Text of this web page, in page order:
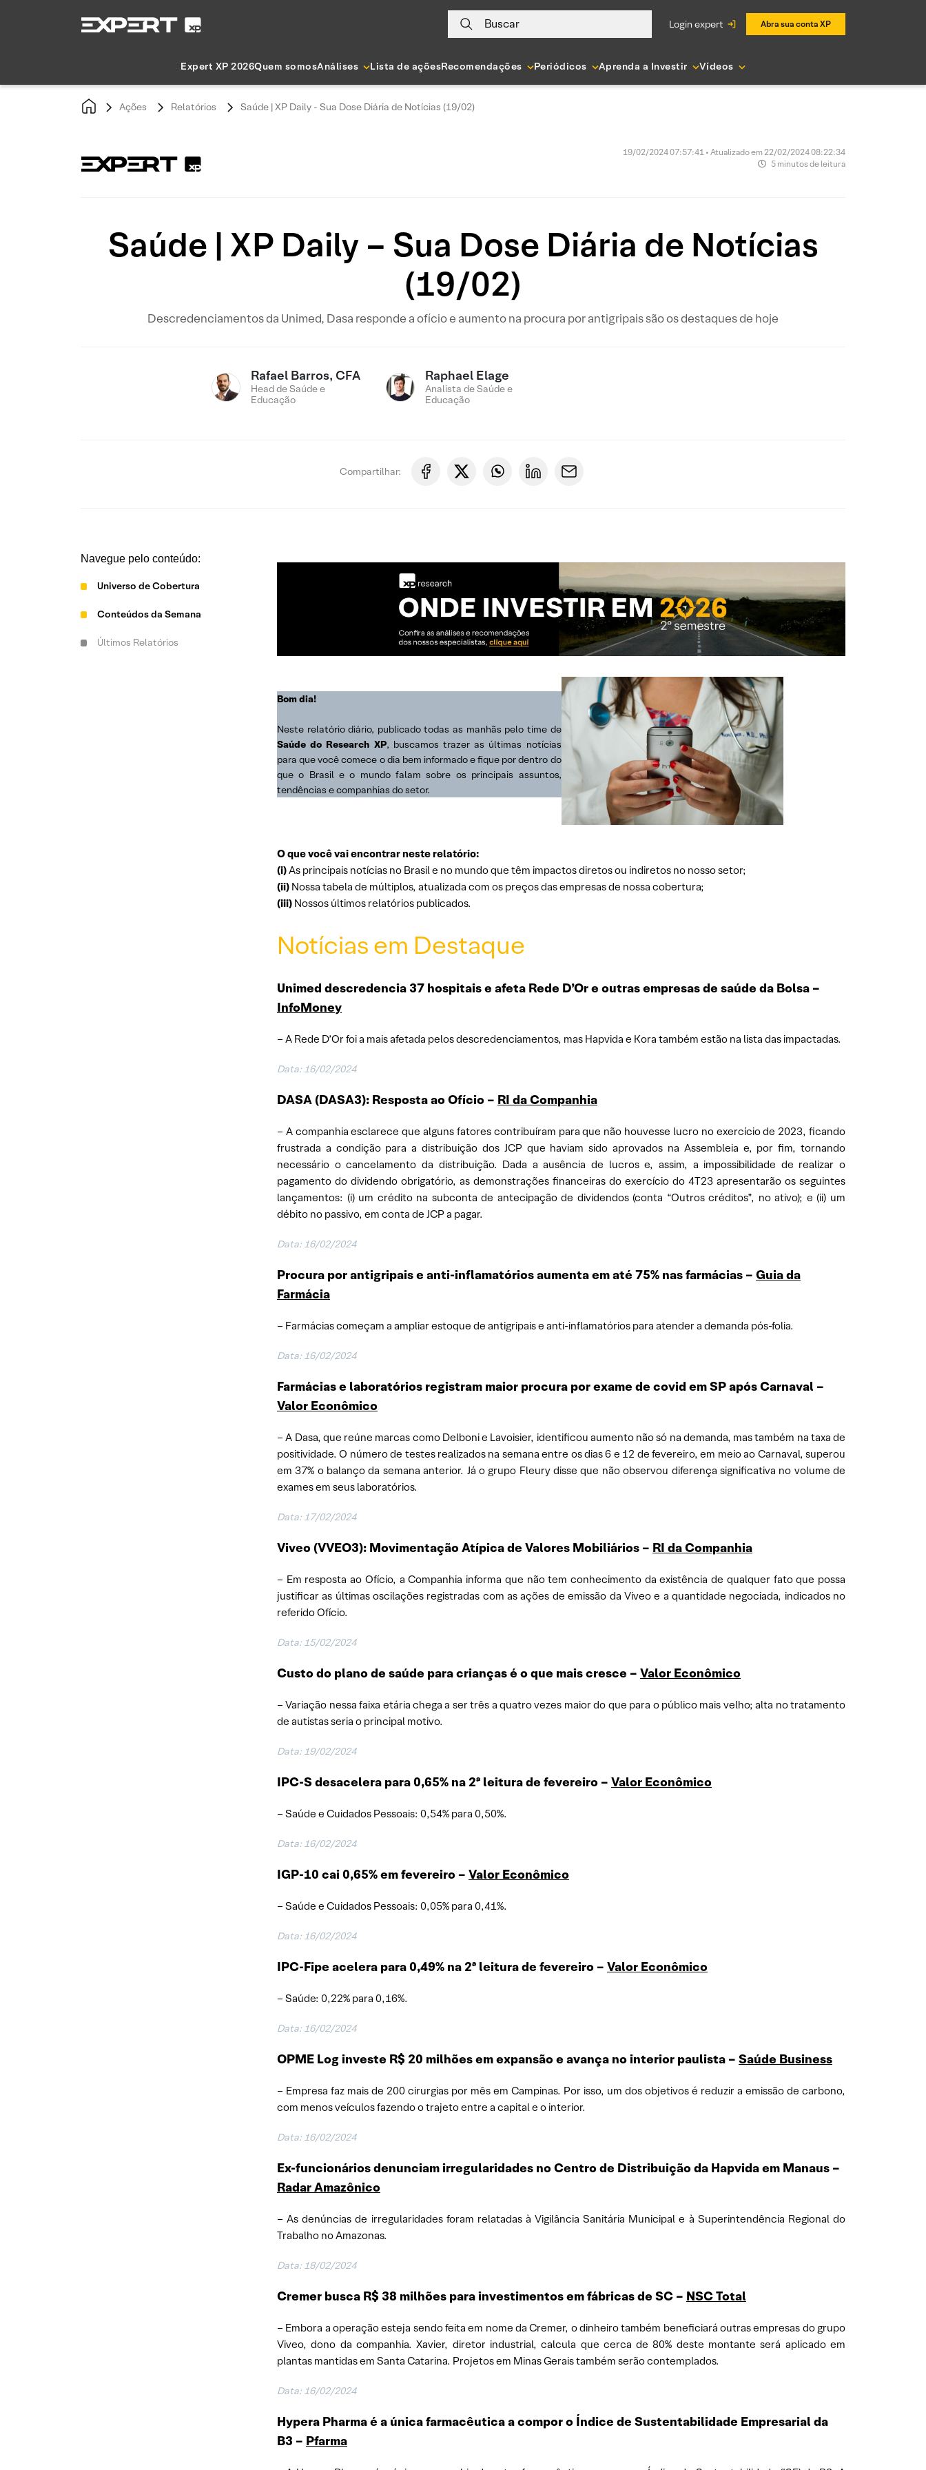
Buscar login expert Abra sua conta XP
Expert XP 2026Quem somosAnálises Lista de açõesRecomendações Periódicos Aprenda a Investir Vídeos
Ações Relatórios Saúde | XP Daily - Sua Dose Diária de Notícias (19/02)
19/02/2024 07:57:41 • Atualizado em 22/02/2024 08:22:34
5 minutos de leitura
Saúde | XP Daily – Sua Dose Diária de Notícias
(19/02)
Descredenciamentos da Unimed, Dasa responde a ofício e aumento na procura por antigripais são os destaques de hoje
Rafael Barros, CFA
Head de Saúde e
Educação
Raphael Elage
Analista de Saúde e
Educação
Compartilhar:
Navegue pelo conteúdo:
Universo de Cobertura
Conteúdos da Semana
Últimos Relatórios
Bom dia!
Neste relatório diário, publicado todas as manhãs pelo time de
Saúde do Research XP, buscamos trazer as últimas notícias
para que você comece o dia bem informado e fique por dentro do
que o Brasil e o mundo falam sobre os principais assuntos,
tendências e companhias do setor.
O que você vai encontrar neste relatório:
(i)As principais notícias no Brasil e no mundo que têm impactos diretos ou indiretos no nosso setor;
(ii) Nossa tabela de múltiplos, atualizada com os preços das empresas de nossa cobertura;
(iii) Nossos últimos relatórios publicados.
Notícias em Destaque
Unimed descredencia 37 hospitais e afeta Rede D’Or e outras empresas de saúde da Bolsa –
InfoMoney
– A Rede D’Or foi a mais afetada pelos descredenciamentos, mas Hapvida e Kora também estão na lista das impactadas.
Data: 16/02/2024
DASA (DASA3): Resposta ao Ofício – RI da Companhia
– A companhia esclarece que alguns fatores contribuíram para que não houvesse lucro no exercício de 2023, ficando
frustrada a condição para a distribuição dos JCP que haviam sido aprovados na Assembleia e, por fim, tornando
necessário o cancelamento da distribuição. Dada a ausência de lucros e, assim, a impossibilidade de realizar o
pagamento do dividendo obrigatório, as demonstrações financeiras do exercício do 4T23 apresentarão os seguintes
lançamentos: (i) um crédito na subconta de antecipação de dividendos (conta “Outros créditos”, no ativo); e (ii) um
débito no passivo, em conta de JCP a pagar.
Data: 16/02/2024
Procura por antigripais e anti-inflamatórios aumenta em até 75% nas farmácias – Guia da
Farmácia
– Farmácias começam a ampliar estoque de antigripais e anti-inflamatórios para atender a demanda pós-folia.
Data: 16/02/2024
Farmácias e laboratórios registram maior procura por exame de covid em SP após Carnaval –
Valor Econômico
– A Dasa, que reúne marcas como Delboni e Lavoisier, identificou aumento não só na demanda, mas também na taxa de
positividade. O número de testes realizados na semana entre os dias 6 e 12 de fevereiro, em meio ao Carnaval, superou
em 37% o balanço da semana anterior. Já o grupo Fleury disse que não observou diferença significativa no volume de
exames em seus laboratórios.
Data: 17/02/2024
Viveo (VVEO3): Movimentação Atípica de Valores Mobiliários – RI da Companhia
– Em resposta ao Ofício, a Companhia informa que não tem conhecimento da existência de qualquer fato que possa
justificar as últimas oscilações registradas com as ações de emissão da Viveo e a quantidade negociada, indicados no
referido Ofício.
Data: 15/02/2024
Custo do plano de saúde para crianças é o que mais cresce – Valor Econômico
– Variação nessa faixa etária chega a ser três a quatro vezes maior do que para o público mais velho; alta no tratamento
de autistas seria o principal motivo.
Data: 19/02/2024
IPC-S desacelera para 0,65% na 2ª leitura de fevereiro – Valor Econômico
– Saúde e Cuidados Pessoais: 0,54% para 0,50%.
Data: 16/02/2024
IGP-10 cai 0,65% em fevereiro – Valor Econômico
– Saúde e Cuidados Pessoais: 0,05% para 0,41%.
Data: 16/02/2024
IPC-Fipe acelera para 0,49% na 2ª leitura de fevereiro – Valor Econômico
– Saúde: 0,22% para 0,16%.
Data: 16/02/2024
OPME Log investe R$ 20 milhões em expansão e avança no interior paulista – Saúde Business
– Empresa faz mais de 200 cirurgias por mês em Campinas. Por isso, um dos objetivos é reduzir a emissão de carbono,
com menos veículos fazendo o trajeto entre a capital e o interior.
Data: 16/02/2024
Ex-funcionários denunciam irregularidades no Centro de Distribuição da Hapvida em Manaus –
Radar Amazônico
– As denúncias de irregularidades foram relatadas à Vigilância Sanitária Municipal e à Superintendência Regional do
Trabalho no Amazonas.
Data: 18/02/2024
Cremer busca R$ 38 milhões para investimentos em fábricas de SC – NSC Total
– Embora a operação esteja sendo feita em nome da Cremer, o dinheiro também beneficiará outras empresas do grupo
Viveo, dono da companhia. Xavier, diretor industrial, calcula que cerca de 80% deste montante será aplicado em
plantas mantidas em Santa Catarina. Projetos em Minas Gerais também serão contemplados.
Data: 16/02/2024
Hypera Pharma é a única farmacêutica a compor o Índice de Sustentabilidade Empresarial da
B3 – Pfarma